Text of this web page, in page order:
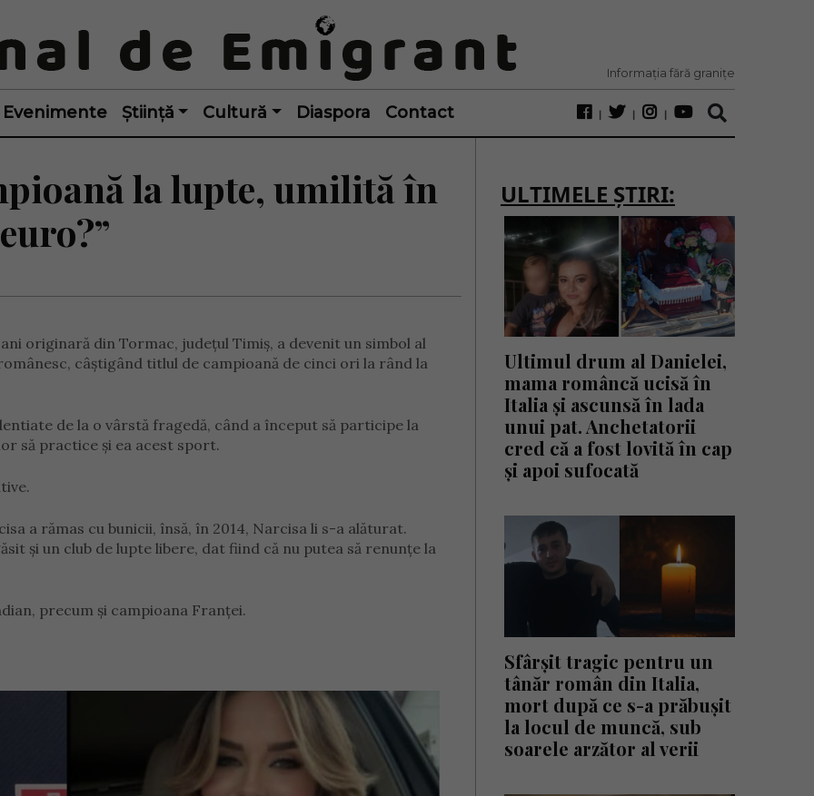
Informația fără granițe
Evenimente Știință Cultură Diaspora Contact
la lupte, umilită în
originară din Tormac, județul Timiș, a devenit un simbol al
câștigând titlul de campioană de cinci ori la rând la
de la o vârstă fragedă, când a început să participe la
să practice și ea acest sport.
a rămas cu bunicii, însă, în 2014, Narcisa li s-a alăturat.
și un club de lupte libere, dat fiind că nu putea să renunțe la
precum și campioana Franței.
ULTIMELE ȘTIRI:
Ultimul drum al Danielei,
mama româncă ucisă în
Italia și ascunsă în lada
unui pat. Anchetatorii
cred că a fost lovită în cap
și apoi sufocată
Sfârșit tragic pentru un
tânăr român din Italia,
mort după ce s-a prăbușit
la locul de muncă, sub
soarele arzător al verii